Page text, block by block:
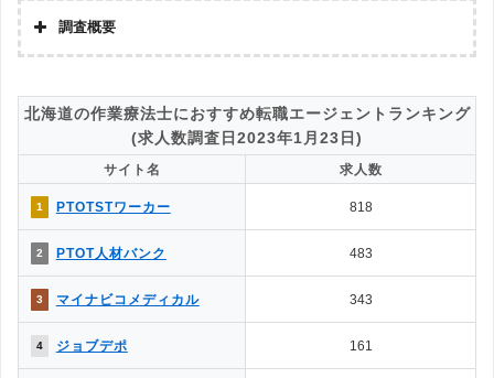
メドフィット
9
介護JJ（介護ジャストジョ
ブ）
13
10 PTOT転職ナビ 12
10 ミラクス介護 12
12
ュネット
11
13 MC-介護のお仕事 4
14
エルユーエス
0
調査概要
株式会社アドバンスフロー
調査対象とした転職エージェントについて
Googleで「リハビリ 転職エージェント」という検索ワードで検索して掲載し
ていた「『有料職業紹介事業許可』を取得している」企業を対象。
ち、「条件：理学療法士」「地域：北海道」の条件に合致する求人数をカウン
北海道の作業療法士におすすめ転職エージェントランキング
(求人数調査日2023年1月23日)
サイト名 求人数
1 PTOTSTワーカー 818
2 PTOT人材バンク 483
3 マイナビコメディカル 343
4 ジョブデポ 161